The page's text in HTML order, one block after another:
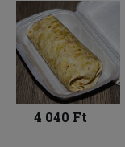
4 040 Ft